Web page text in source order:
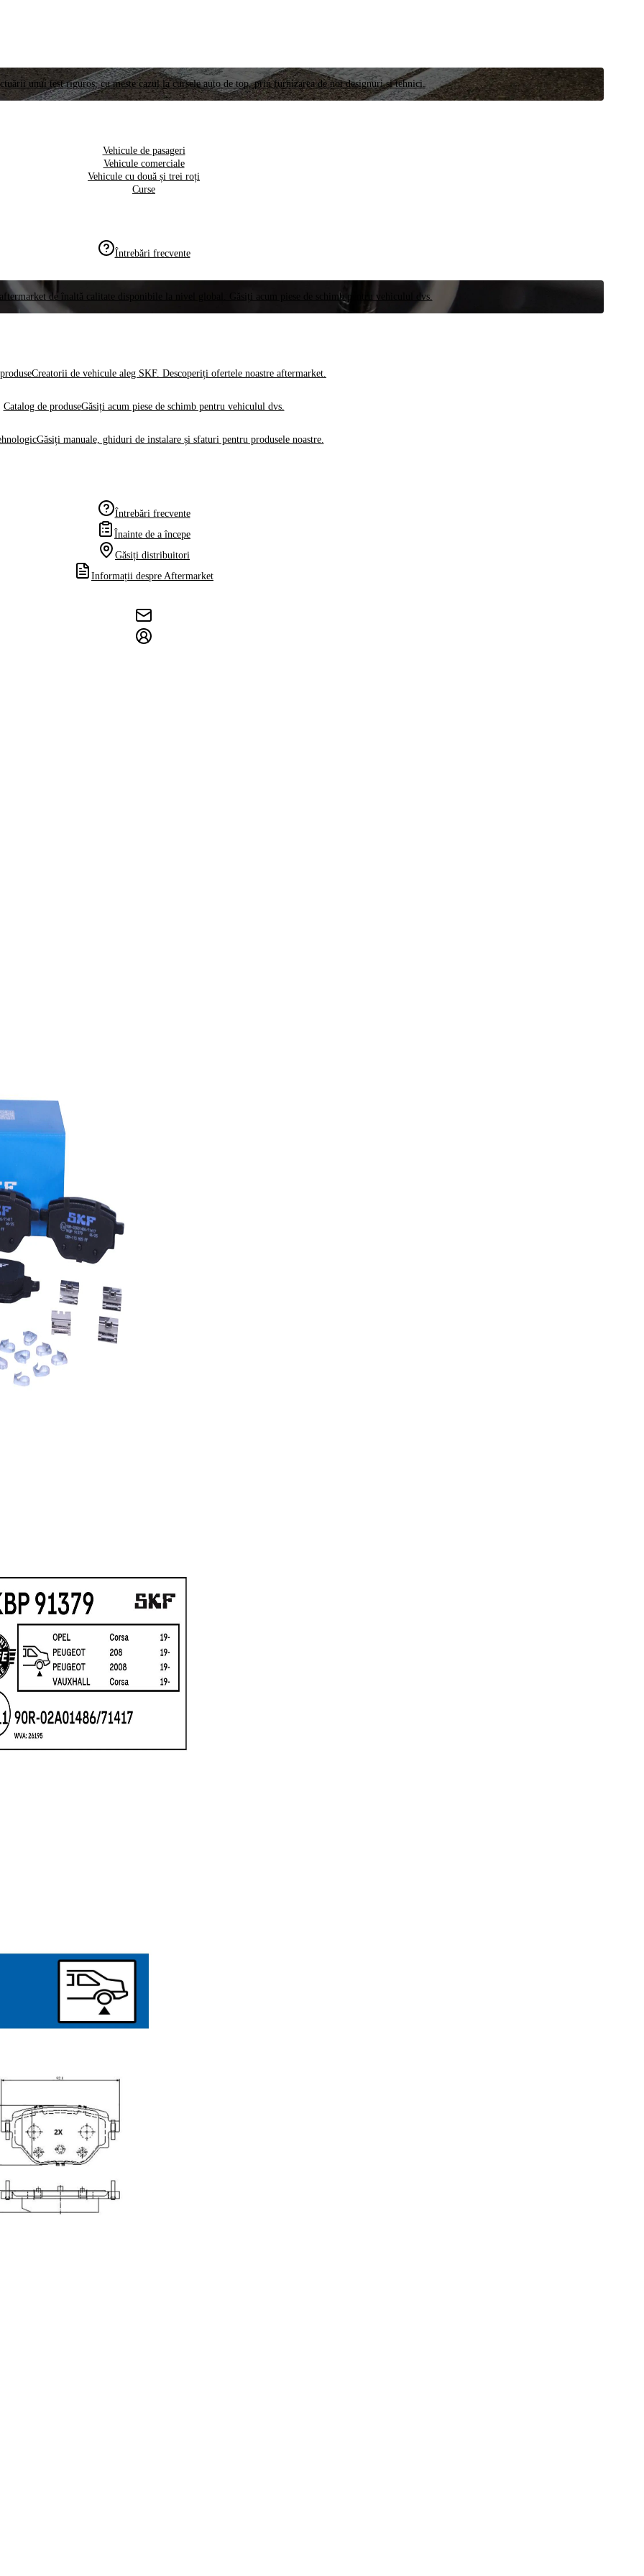
unui test riguros, cu meste cazul la cursele auto de top, prin furnizarea de noi designuri și tehnici.
Vehicule de pasageri
Vehicule comerciale
Vehicule cu două și trei roți
Curse
Întrebări frecvente
de înaltă calitate disponibile la nivel global. Găsiți acum piese de schimb pentru vehiculul dvs.
Creatorii de vehicule aleg SKF. Descoperiți ofertele noastre aftermarket.
Catalog de produseGăsiți acum piese de schimb pentru vehiculul dvs.
Găsiți manuale, ghiduri de instalare și sfaturi pentru produsele noastre.
Întrebări frecvente
Înainte de a începe
Găsiți distribuitori
Informații despre Aftermarket